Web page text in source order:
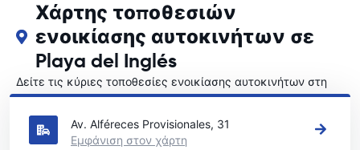
Χάρτης τοποθεσιών
ενοικίασης αυτοκινήτων σε
Playa del Inglés
Δείτε τις κύριες τοποθεσίες ενοικίασης αυτοκινήτων στη
Playa del Inglés
Av. Alféreces Provisionales, 31
Εμφάνιση στον χάρτη